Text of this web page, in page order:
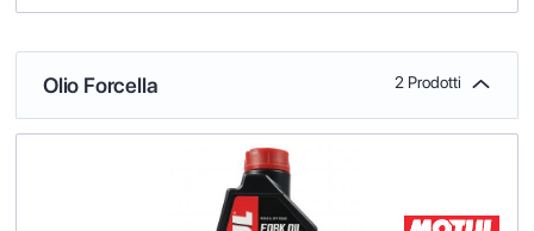
Olio Forcella 2 Prodotti